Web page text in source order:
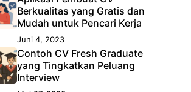
Berkualitas yang Gratis dan
Mudah untuk Pencari Kerja
Juni 4, 2023
Contoh CV Fresh Graduate
yang Tingkatkan Peluang
Interview